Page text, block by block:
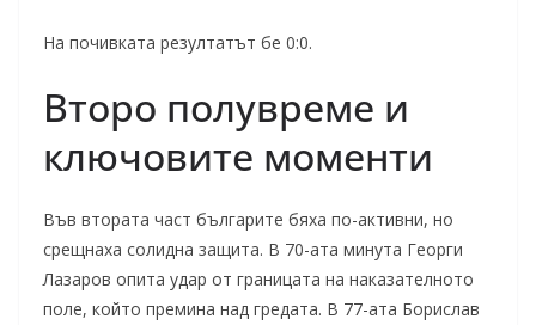
На почивката резултатът бе 0:0.
Второ полувреме и
ключовите моменти
Във втората част българите бяха по-активни, но
срещнаха солидна защита. В 70-ата минута Георги
Лазаров опита удар от границата на наказателното
поле, който премина над гредата. В 77-ата Борислав